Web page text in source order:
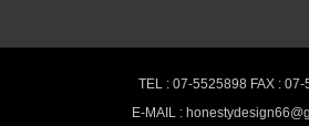
熊有良心室內設計-
TEL : 07-5525898 FAX : 07-
E-MAIL :